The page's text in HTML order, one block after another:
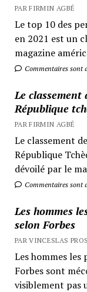
PAR FIRMIN AGBÉ
Le top 10 des
en 2021 est un
magazine
Commentaires sont
Le classement
République
PAR FIRMIN AGBÉ
Le classement
République
dévoilé par le
Commentaires sont
Les hommes
selon Forbes
PAR VINCESLAS
Les hommes les
Forbes sont
visiblement pas